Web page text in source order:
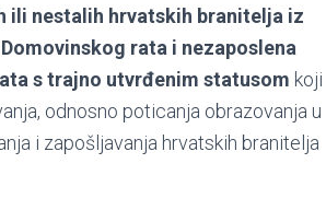
ili nestalih hrvatskih branitelja iz
rata i nezaposlena
s trajno utvrđenim statusom koji
odnosno poticanja obrazovanja u
i zapošljavanja hrvatskih branitelja